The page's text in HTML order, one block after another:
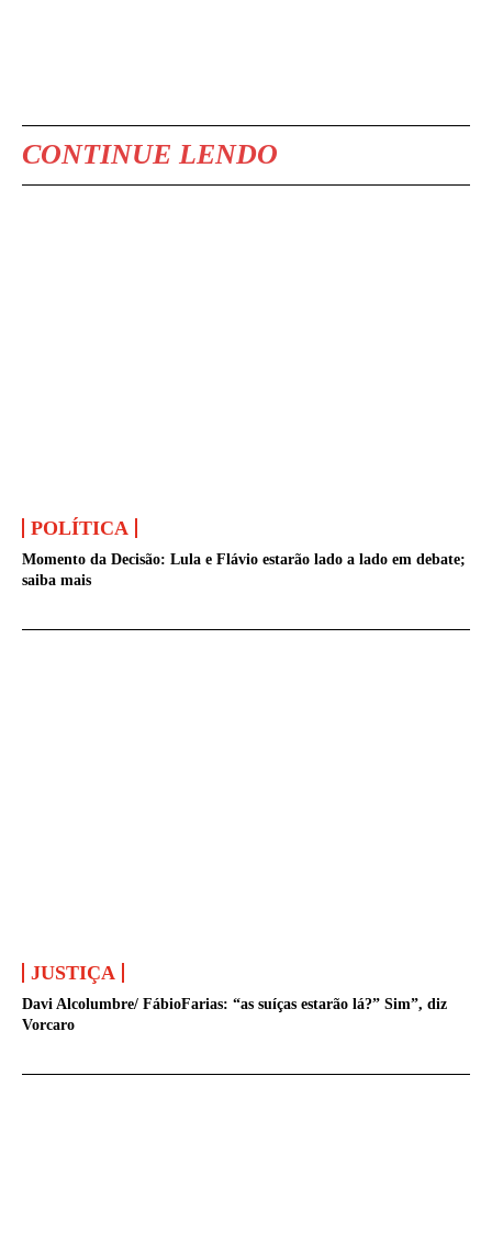
CONTINUE LENDO
POLÍTICA
Momento da Decisão: Lula e Flávio estarão lado a lado em debate;
saiba mais
JUSTIÇA
Davi Alcolumbre/ FábioFarias: “as suíças estarão lá?” Sim”, diz
Vorcaro